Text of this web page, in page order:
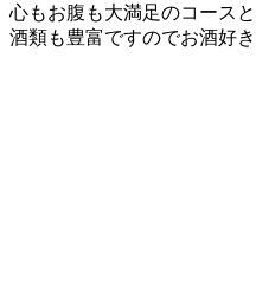
心もお腹も大満足のコースと
酒類も豊富ですのでお酒好